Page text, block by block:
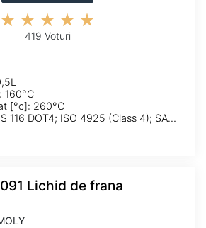
419 Voturi
160°C
[°c]: 260°C
Specificatie: FMVSS 116 DOT4; ISO 4925 (Class 4); SAE J 1704
Lichid de frana